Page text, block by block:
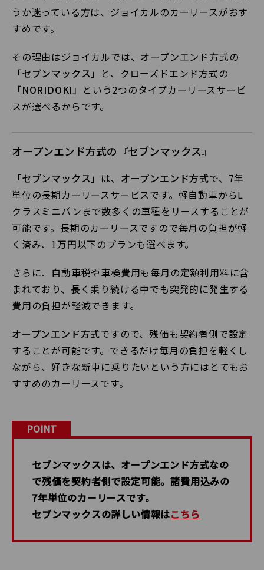
うか迷っている方は、ジョイカルのカーリースがおす
すめです。
その理由はジョイカルでは、オープンエンド方式の
「セブンマックス」 と、クローズドエンド方式の
「NORIDOKI」 という2つのタイプカーリースサービ
スが選べるからです。
オープンエンド方式の『セブンマックス』
「セブンマックス」 は、 オープンエンド方式で、7年
単位の長期カーリースサービスです。軽自動車からL
クラスミニバンまで数多くの車種をリースすることが
可能です。長期のカーリースですので毎月の負担が軽
く済み、1万円以下のプランも選べます。
さらに、自動車税や車検費用も毎月の定額利用料に含
まれており、長く乗り続ける中でも突発的に発生する
費用の負担が軽減できます。
オープンエンド方式ですので、残価も契約者側で設定
することが可能です。できるだけ毎月の負担を軽くし
ながら、好きな新車に乗りたいという方にはとてもお
すすめのカーリースです。
POINT
セブンマックスは、オープンエンド方式なの
で残価を契約者側で設定可能。諸費用込みの
7年単位のカーリースです。
セブンマックスの詳しい情報はこちら